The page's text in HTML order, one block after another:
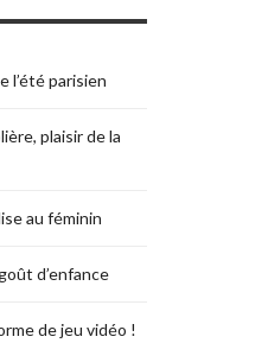
l’été parisien
plaisir de la
au féminin
d’enfance
de jeu vidéo !